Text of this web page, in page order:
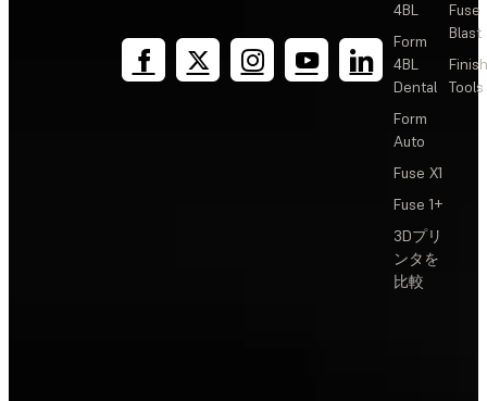
4BL
Form
4BL
Dental
Form
Auto
Fuse X1
Fuse 1+
3Dプリ
ンタを
比較
Fuse
Blast
Tools